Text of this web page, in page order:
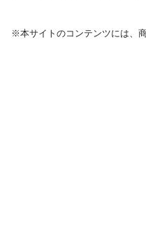
※本サイトのコンテンツには、